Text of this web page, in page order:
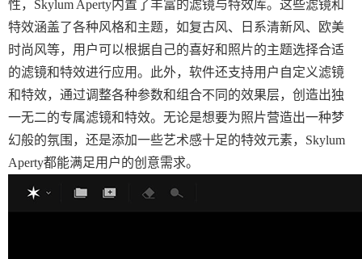
性，Skylum Aperty内置了丰富的滤镜与特效库。这些滤镜和
特效涵盖了各种风格和主题，如复古风、日系清新风、欧美
时尚风等，用户可以根据自己的喜好和照片的主题选择合适
的滤镜和特效进行应用。此外，软件还支持用户自定义滤镜
和特效，通过调整各种参数和组合不同的效果层，创造出独
一无二的专属滤镜和特效。无论是想要为照片营造出一种梦
幻般的氛围，还是添加一些艺术感十足的特效元素，Skylum
Aperty都能满足用户的创意需求。